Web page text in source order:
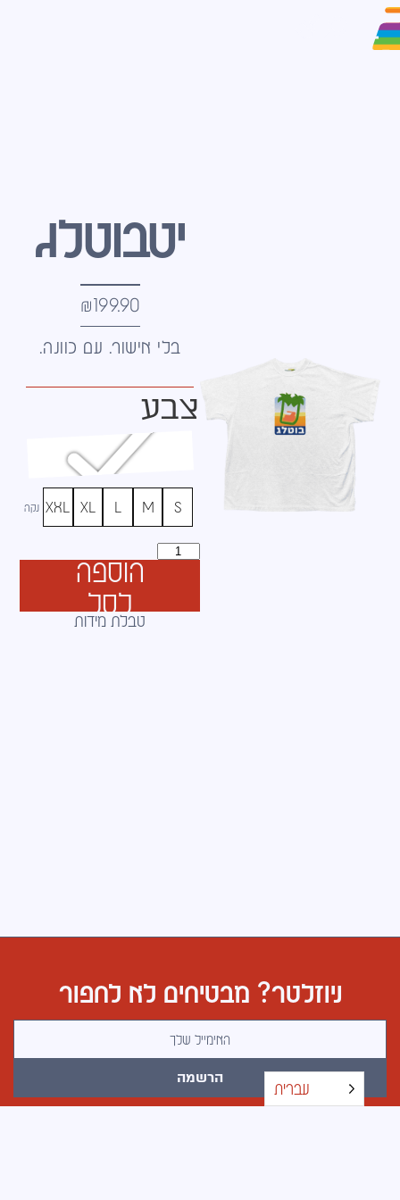
יטבוטלג
₪199.90
בלי אישור. עם כוונה.
צבע
S
M
L
XL
XXL נקה
הוספה
לסל
טבלת מידות
ניוזלטר? מבטיחים לא לחפור
כתובת אימייל
הרשמה עברית